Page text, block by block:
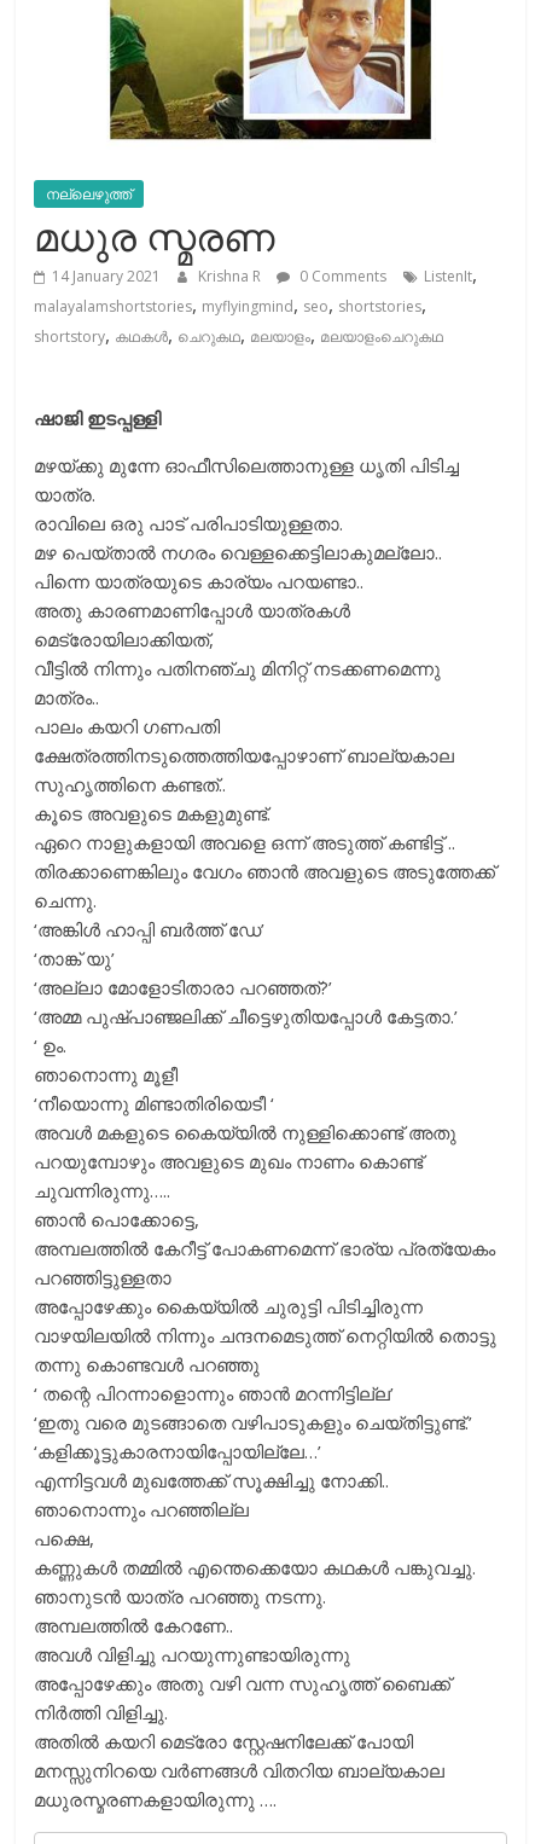
നല്ലെഴുത്ത്
മധുര സ്മരണ
14 January 2021 Krishna R 0 Comments ListenIt,
malayalamshortstories, myflyingmind, seo, shortstories,
shortstory, കഥകൾ, ചെറുകഥ, മലയാളം, മലയാളംചെറുകഥ
ഷാജി ഇടപ്പള്ളി
മഴയ്ക്കു മുന്നേ ഓഫീസിലെത്താനുള്ള ധൃതി പിടിച്ച
യാത്ര.
രാവിലെ ഒരു പാട് പരിപാടിയുള്ളതാ.
മഴ പെയ്താൽ നഗരം വെള്ളക്കെട്ടിലാകുമല്ലോ..
പിന്നെ യാത്രയുടെ കാര്യം പറയണ്ടാ..
അതു കാരണമാണിപ്പോൾ യാത്രകൾ
മെട്രോയിലാക്കിയത്,
വീട്ടിൽ നിന്നും പതിനഞ്ചു മിനിറ്റ് നടക്കണമെന്നു
മാത്രം..
പാലം കയറി ഗണപതി
ക്ഷേത്രത്തിനടുത്തെത്തിയപ്പോഴാണ് ബാല്യകാല
സുഹൃത്തിനെ കണ്ടത്..
കൂടെ അവളുടെ മകളുമുണ്ട്.
ഏറെ നാളുകളായി അവളെ ഒന്ന് അടുത്ത് കണ്ടിട്ട് ..
തിരക്കാണെങ്കിലും വേഗം ഞാൻ അവളുടെ അടുത്തേക്ക്
ചെന്നു.
‘അങ്കിൾ ഹാപ്പി ബർത്ത് ഡേ’
‘താങ്ക് യു’
‘അല്ലാ മോളോടിതാരാ പറഞ്ഞത്?’
‘അമ്മ പുഷ്പാഞ്ജലിക്ക് ചീട്ടെഴുതിയപ്പോൾ കേട്ടതാ.’
‘ ഉം.
ഞാനൊന്നു മൂളീ
‘നീയൊന്നു മിണ്ടാതിരിയെടീ ‘
അവൾ മകളുടെ കൈയ്യിൽ നുള്ളിക്കൊണ്ട് അതു
പറയുമ്പോഴും അവളുടെ മുഖം നാണം കൊണ്ട്
ചുവന്നിരുന്നു…..
ഞാൻ പൊക്കോട്ടെ,
അമ്പലത്തിൽ കേറീട്ട് പോകണമെന്ന് ഭാര്യ പ്രത്യേകം
പറഞ്ഞിട്ടുള്ളതാ
അപ്പോഴേക്കും കൈയ്യിൽ ചുരുട്ടി പിടിച്ചിരുന്ന
വാഴയിലയിൽ നിന്നും ചന്ദനമെടുത്ത് നെറ്റിയിൽ തൊട്ടു
തന്നു കൊണ്ടവൾ പറഞ്ഞു
‘ തന്റെ പിറന്നാളൊന്നും ഞാൻ മറന്നിട്ടില്ല’
‘ഇതു വരെ മുടങ്ങാതെ വഴിപാടുകളും ചെയ്തിട്ടുണ്ട്.’
‘കളിക്കൂട്ടുകാരനായിപ്പോയില്ലേ…’
എന്നിട്ടവൾ മുഖത്തേക്ക് സൂക്ഷിച്ചു നോക്കി..
ഞാനൊന്നും പറഞ്ഞില്ല
പക്ഷെ,
കണ്ണുകൾ തമ്മിൽ എന്തെക്കെയോ കഥകൾ പങ്കുവച്ചു.
ഞാനുടൻ യാത്ര പറഞ്ഞു നടന്നു.
അമ്പലത്തിൽ കേറണേ..
അവൾ വിളിച്ചു പറയുന്നുണ്ടായിരുന്നു
അപ്പോഴേക്കും അതു വഴി വന്ന സുഹൃത്ത് ബൈക്ക്
നിർത്തി വിളിച്ചു.
അതിൽ കയറി മെട്രോ സ്റ്റേഷനിലേക്ക് പോയി
മനസ്സുനിറയെ വർണങ്ങൾ വിതറിയ ബാല്യകാല
മധുരസ്മരണകളായിരുന്നു ….